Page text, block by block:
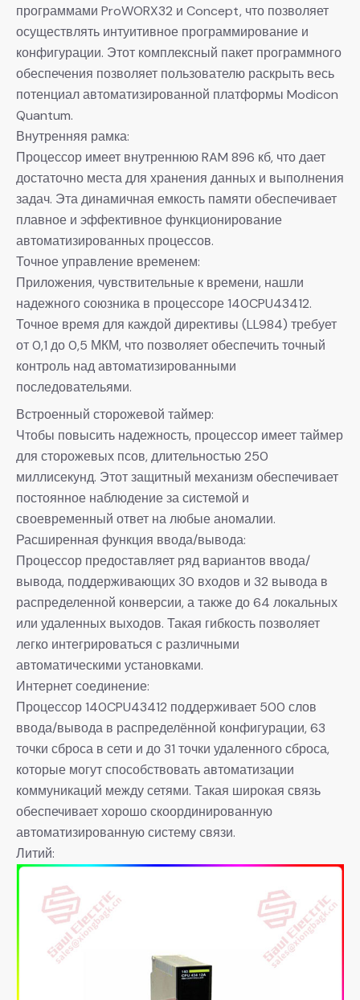
программами ProWORX32 и Concept, что позволяет
осуществлять интуитивное программирование и
конфигурации. Этот комплексный пакет программного
обеспечения позволяет пользователю раскрыть весь
потенциал автоматизированной платформы Modicon
Quantum.
Внутренняя рамка:
Процессор имеет внутреннюю RAM 896 кб, что дает
достаточно места для хранения данных и выполнения
задач. Эта динамичная емкость памяти обеспечивает
плавное и эффективное функционирование
автоматизированных процессов.
Точное управление временем:
Приложения, чувствительные к времени, нашли
надежного союзника в процессоре 140CPU43412.
Точное время для каждой директивы (LL984) требует
от 0,1 до 0,5 МКМ, что позволяет обеспечить точный
контроль над автоматизированными
последовательями.
Встроенный сторожевой таймер:
Чтобы повысить надежность, процессор имеет таймер
для сторожевых псов, длительностью 250
миллисекунд. Этот защитный механизм обеспечивает
постоянное наблюдение за системой и
своевременный ответ на любые аномалии.
Расширенная функция ввода/вывода:
Процессор предоставляет ряд вариантов ввода/
вывода, поддерживающих 30 входов и 32 вывода в
распределенной конверсии, а также до 64 локальных
или удаленных выходов. Такая гибкость позволяет
легко интегрироваться с различными
автоматическими установками.
Интернет соединение:
Процессор 140CPU43412 поддерживает 500 слов
ввода/вывода в распределённой конфигурации, 63
точки сброса в сети и до 31 точки удаленного сброса,
которые могут способствовать автоматизации
коммуникаций между сетями. Такая широкая связь
обеспечивает хорошо скоординированную
автоматизированную систему связи.
Литий: